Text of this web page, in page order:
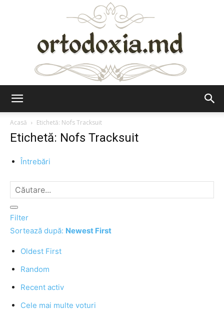
Acasă
Etichetă: Nofs Tracksuit
Etichetă: Nofs Tracksuit
Întrebări
Filter
Sortează după: Newest First
Oldest First
Random
Recent activ
Cele mai multe voturi